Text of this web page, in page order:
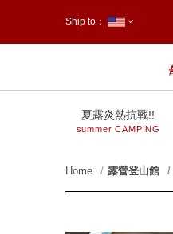
Ship to：
夏露炎熱抗戰!!
summer CAMPING
Home 露營登山館
prev